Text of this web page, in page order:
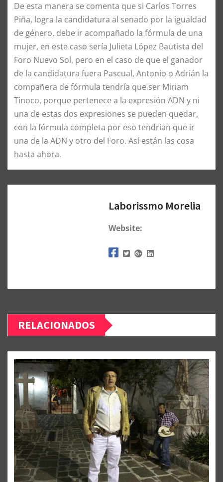
De esta manera se comenta que si Carlos Torres
Piña, logra la candidatura al senado por la igualdad
de género, debe ir acompañado la fórmula de una
mujer, en este caso sería Julieta López Bautista del
Foro Nuevo Sol, pero en el caso de que el ganador
de la candidatura fuera Pascual, Antonio o Adrián la
compañera de fórmula tendría que ser Miriam
Tinoco, porque pertenece a la expresión ADN y ni
una de estas dos expresiones se pueden quedar,
con la fórmula completa por eso tendrían que ir
una de la ADN y otro del Foro. Así están las cosa
hasta ahora.
Laborissmo Morelia
Website:
RELACIONADOS